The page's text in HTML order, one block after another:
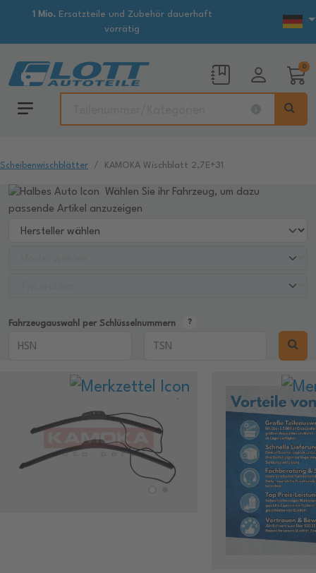
1 Mio.Ersatzteile und Zubehör dauerhaft
vorrätig
0
Scheibenwischblätter KAMOKA Wischblatt 2,7E+31
Wählen Sie ihr Fahrzeug, um dazu
passende Artikel anzuzeigen
Fahrzeugauswahl per Schlüsselnummern